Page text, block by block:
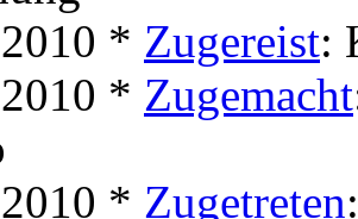
* Zugereist:
* Zugemacht
* Zugetreten